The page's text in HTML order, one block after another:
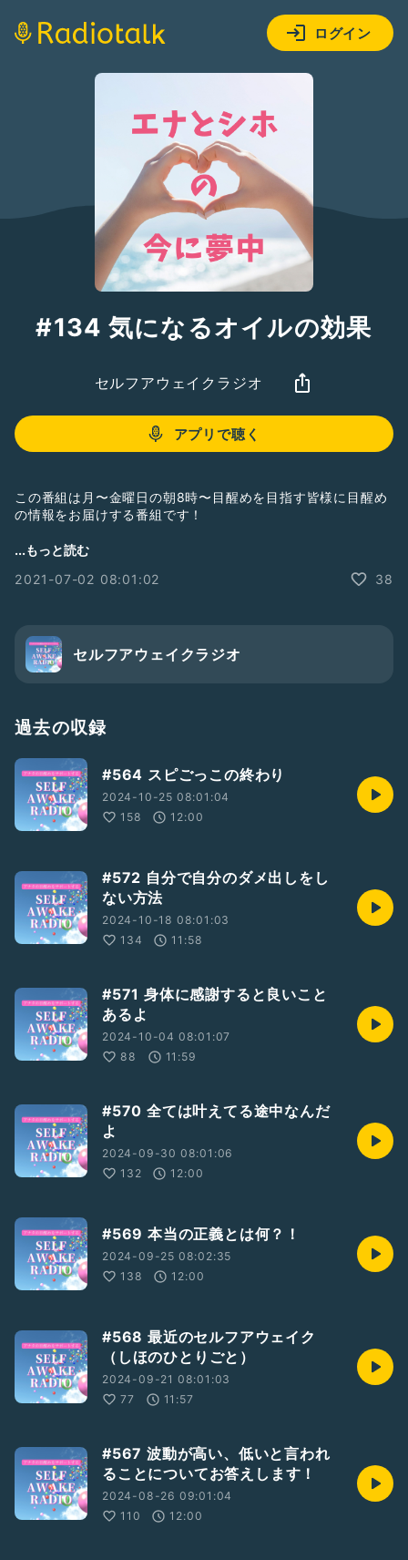
ログイン
#134 気になるオイルの効果
セルフアウェイクラジオ
アプリで聴く
この番組は月〜金曜日の朝8時〜目醒めを目指す皆様に目醒め
の情報をお届けする番組です！
🆕YouTubeチャンネル【ENA Beautiful World】
A
【内山エナ公式ホームページ】
https://uchiyama-ena.com/
【エナさん主催お金のWS7/10開催】
💚オンラインサロン
最新情報は【Facebook】から！お友達登録をお願い致しま
す！
https://www.facebook.com/groups/498334988152590/
?ref=share
【公式HP】
https://selfawake.online
https://wadatsumi193.jp
◉皆様からの質問や感想などお便りお待ちしています。こちら
の【質問】または内山エナ公式HPに送ってくださいね！
https://uchiyama-ena.com/
💕峯山シホのInstagram
https://www.instagram.com/kogao_shokunin/?hl=ja
#統合 #セルフアウェイク #目醒め #覚醒 #悟り
#引き寄せ
#2人組 #エナとシホの今に夢中 #スピリチュアル
#心の相談室
#お悩み相談室
...もっと読む
2021-07-02 08:01:02
38
セルフアウェイクラジオ
過去の収録
#564 スピごっこの終わり
2024-10-25 08:01:04
158
12:00
#572 自分で自分のダメ出しをし
ない方法
2024-10-18 08:01:03
134
11:58
#571 身体に感謝すると良いこと
あるよ
2024-10-04 08:01:07
88
11:59
#570 全ては叶えてる途中なんだ
よ
2024-09-30 08:01:06
132
12:00
#569 本当の正義とは何？！
2024-09-25 08:02:35
138
12:00
#568 最近のセルフアウェイク
（しほのひとりごと）
2024-09-21 08:01:03
77
11:57
#567 波動が高い、低いと言われ
ることについてお答えします！
2024-08-26 09:01:04
110
12:00